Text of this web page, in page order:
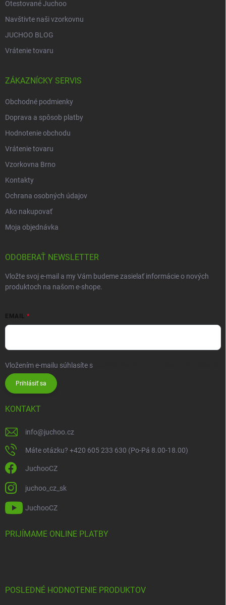
Otestované Juchoo
Navštivte naši vzorkovnu
JUCHOO BLOG
Vrátenie tovaru
ZÁKAZNÍCKY SERVIS
Obchodné podmienky
Doprava a spôsob platby
Hodnotenie obchodu
Vrátenie tovaru
Vzorkovna Brno
Kontakty
Ochrana osobných údajov
Ako nakupovať
Moja objednávka
ODOBERAŤ NEWSLETTER
Vložte svoj e-mail a my Vám budeme zasielať informácie o nových
produktoch na našom e-shope.
EMAIL
Vložením e-mailu súhlasíte s
Prihlásiť sa
KONTAKT
info@juchoo.cz
Máte otázku? +420 605 233 630 (Po-Pá 8.00-18.00)
JuchooCZ
juchoo_cz_sk
JuchooCZ
PRIJÍMAME ONLINE PLATBY
POSLEDNÉ HODNOTENIE PRODUKTOV